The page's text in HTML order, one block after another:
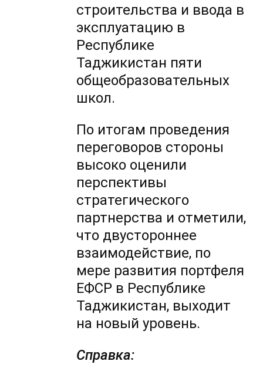
строительства и ввода в
эксплуатацию в
Республике
Таджикистан пяти
общеобразовательных
школ.
По итогам проведения
переговоров стороны
высоко оценили
перспективы
стратегического
партнерства и отметили,
что двустороннее
взаимодействие, по
мере развития портфеля
ЕФСР в Республике
Таджикистан, выходит
на новый уровень.
Справка: